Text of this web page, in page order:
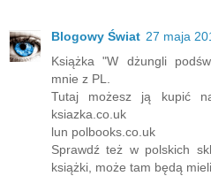
Blogowy Świat 27 maja
Książka "W dżungli
mnie z PL.
Tutaj możesz ją kupić
ksiazka.co.uk
lun polbooks.co.uk
Sprawdź też w polskich
książki, może tam będą